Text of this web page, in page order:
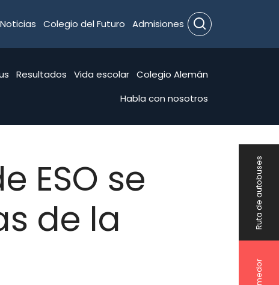
Noticias Colegio del Futuro Admisiones Search
Resultados Vida escolar Colegio Alemán
Habla con nosotros
Ruta de autobuses
ESO se
de la